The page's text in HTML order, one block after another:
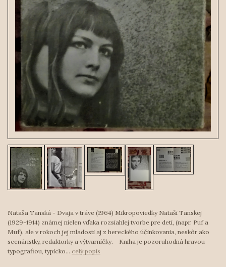
Nataša Tanská - Dvaja v tráve (1964) Mikropoviedky Nataši Tanskej
(1929-1914) známej nielen vďaka rozsiahlej tvorbe pre deti, (napr. Puf a
Muf), ale v rokoch jej mladosti aj z hereckého účinkovania, neskôr ako
scenáristky, redaktorky a výtvarníčky. Kniha je pozoruhodná hravou
typografiou, typicko... celý popis